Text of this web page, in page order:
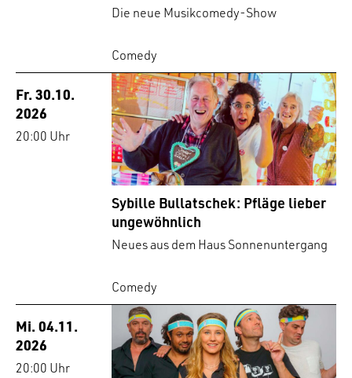
Die neue Musikcomedy-Show
Comedy
Fr. 30.10.
2026
20:00 Uhr
Sybille Bullatschek: Pfläge lieber
ungewöhnlich
Neues aus dem Haus Sonnenuntergang
Comedy
Mi. 04.11.
2026
20:00 Uhr